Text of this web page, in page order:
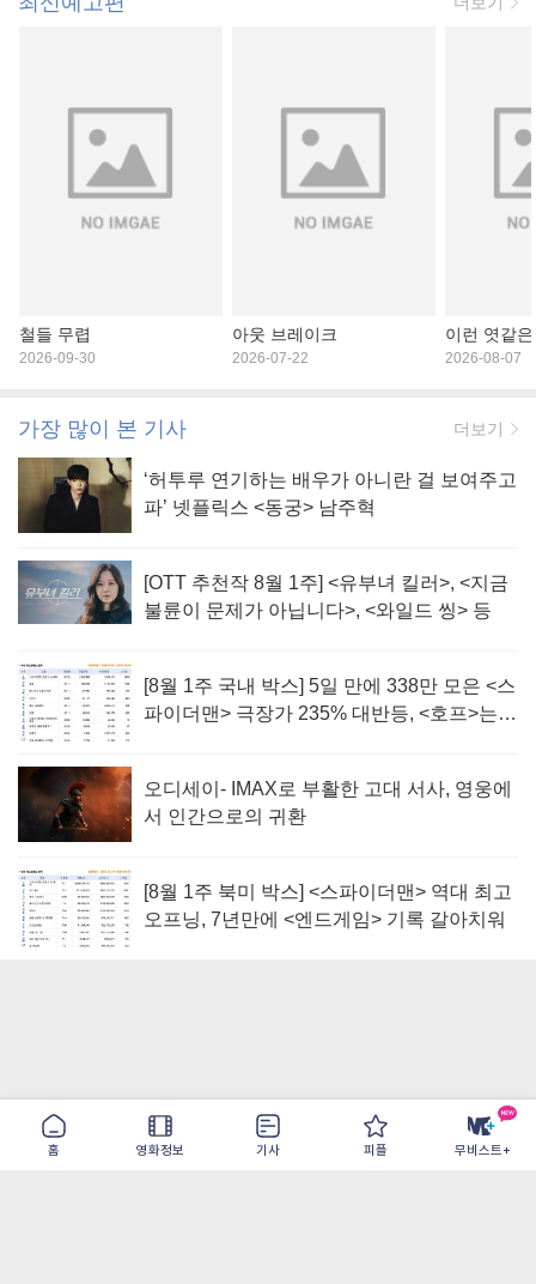
홈 영화정보 기사 피플 무비스트+
철들 무렵
2026-09-30
아웃 브레이크
2026-07-22
이런 엿같
2026-08-07
가장 많이 본 기사 더보기
‘허투루 연기하는 배우가 아니란 걸 보여주고
파’ 넷플릭스 <동궁> 남주혁
[OTT 추천작 8월 1주] <유부녀 킬러>, <지금
불륜이 문제가 아닙니다>, <와일드 씽> 등
[8월 1주 국내 박스] 5일 만에 338만 모은 <스
파이더맨> 극장가 235% 대반등, <호프>는
오디세이- IMAX로 부활한 고대 서사, 영웅에
서 인간으로의 귀환
[8월 1주 북미 박스] <스파이더맨> 역대 최고
오프닝, 7년만에 <엔드게임> 기록 갈아치워